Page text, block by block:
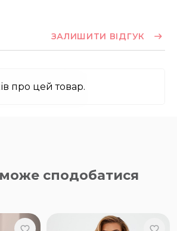
ЗАЛИШИТИ ВІДГУК
про цей товар.
сподобатися